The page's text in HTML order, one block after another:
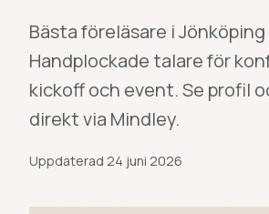
Bästa föreläsare i
Handplockade talare för
kickoff och event. Se profil
direkt via Mindley.
Uppdaterad 24 juni 2026